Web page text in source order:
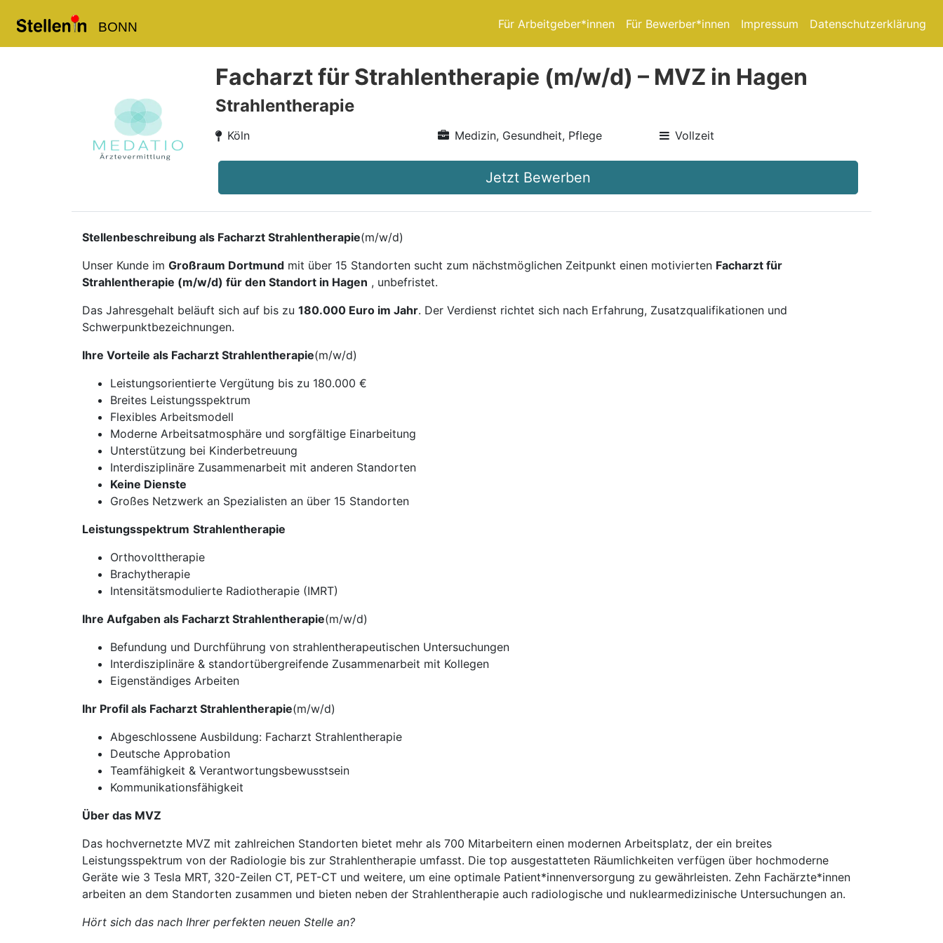
BONN Für Arbeitgeber*innen Für Bewerber*innen Impressum Datenschutzerklärung
Facharzt für Strahlentherapie (m/w/d) – MVZ in Hagen
Strahlentherapie
Köln Medizin, Gesundheit, Pflege Vollzeit
Jetzt Bewerben
Stellenbeschreibung als Facharzt Strahlentherapie(m/w/d)
Unser Kunde im Großraum Dortmund mit über 15 Standorten sucht zum nächstmöglichen Zeitpunkt einen motivierten Facharzt für
Strahlentherapie (m/w/d) für den Standort in Hagen , unbefristet.
Das Jahresgehalt beläuft sich auf bis zu 180.000 Euro im Jahr. Der Verdienst richtet sich nach Erfahrung, Zusatzqualifikationen und
Schwerpunktbezeichnungen.
Ihre Vorteile als Facharzt Strahlentherapie(m/w/d)
Leistungsorientierte Vergütung bis zu 180.000 €
Breites Leistungsspektrum
Flexibles Arbeitsmodell
Moderne Arbeitsatmosphäre und sorgfältige Einarbeitung
Unterstützung bei Kinderbetreuung
Interdisziplinäre Zusammenarbeit mit anderen Standorten
Keine Dienste
Großes Netzwerk an Spezialisten an über 15 Standorten
Leistungsspektrum Strahlentherapie
Orthovolttherapie
Brachytherapie
Intensitäts­­modulierte Radiotherapie (IMRT)
Ihre Aufgaben als Facharzt Strahlentherapie(m/w/d)
Befundung und Durchführung von strahlentherapeutischen Untersuchungen
Interdisziplinäre & standortübergreifende Zusammenarbeit mit Kollegen
Eigenständiges Arbeiten
Ihr Profil als Facharzt Strahlentherapie(m/w/d)
Abgeschlossene Ausbildung: Facharzt Strahlentherapie
Deutsche Approbation
Teamfähigkeit & Verantwortungsbewusstsein
Kommunikationsfähigkeit
Über das MVZ
Das hochvernetzte MVZ mit zahlreichen Standorten bietet mehr als 700 Mitarbeitern einen modernen Arbeitsplatz, der ein breites
Leistungsspektrum von der Radiologie bis zur Strahlentherapie umfasst. Die top ausgestatteten Räumlichkeiten verfügen über hochmoderne
Geräte wie 3 Tesla MRT, 320-Zeilen CT, PET-CT und weitere, um eine optimale Patient*innenversorgung zu gewährleisten. Zehn Fachärzte*innen
arbeiten an dem Standorten zusammen und bieten neben der Strahlentherapie auch radiologische und nuklearmedizinische Untersuchungen an.
Hört sich das nach Ihrer perfekten neuen Stelle an?